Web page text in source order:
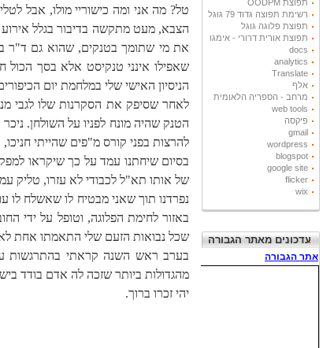
תפוצת OODPM
רשימת תפוצה גדוד 79 גוגל
תפוצת פלוגה גוגל
תפוצת אורית דרורי - אימגו
docs
analytics
Translate
אלף
מרחב - הספריה הלאומית
web tools
פיקסה
gmail
wordpress
blogspot
google site
flicker
wix
עדכונים מאתר הגבורה
טל? מה אני ומה כישוריי מולו, אבל
הצבא, מעט מתקשה בדיבור בגלל
את מי שתומך בטנקים, שהוא גם ד"ר
שאפילו אינני טנקיסט אלא בסך הכול
הניסיון האישי שלי במלחמת יום
לאחר שסיפק את הסקרנות שלו לגבי
הטנק שהיה מונח לפניו על השולחן.
להרצות בפני קורס מ"פים שהייתי
בסיום שיחתנו עמד על כך שיקראו
של אותו תא"ל לכבודי לא עזרו, טליק
נפרדנו תוך שאני מבטיח לו שאשלח לו
באזור לחימת הפלוגה, וטופל על ידי
שכל נבואות הזעם שלי התאמתו אחת
בערב ראש השנה קראתי בהתרגשות
מהגדולות ביותר שזכה לה אדם בודד
יהי זכרו ברוך.